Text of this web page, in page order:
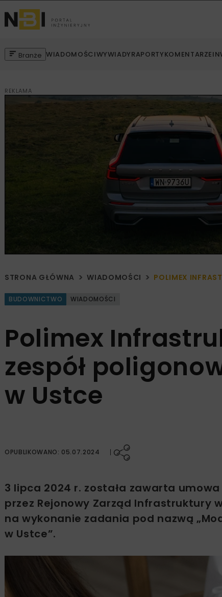
Branże WIADOMOŚCIWYWIADYRAPORTYKOMENTARZE
REKLAMA
STRONA GŁÓWNA WIADOMOŚCI POLIMEX
BUDOWNICTWO WIADOMOŚCI
Polimex
zespół
w Ustce
OPUBLIKOWANO: 05.07.2024
3 lipca 2024 r. została zawarta
przez Rejonowy Zarząd Infrastruktury
na wykonanie zadania pod nazwą
w Ustce”.